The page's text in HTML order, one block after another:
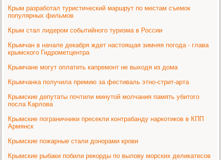
Крым разработал туристический маршрут по местам съемок
популярных фильмов
Крым стал лидером событийного туризма в России
Крымчан в начале декабря ждет настоящая зимняя погода - глава
крымского Гидрометцентра
Крымчане могут оплатить капремонт не выходя из дома
Крымчанка получила премию за фестиваль этно-стрит-арта
Крымские депутаты почтили минутой молчания память убитого
посла Карлова
Крымские пограничники пресекли контрабанду наркотиков в КПП
Армянск
Крымские пожарные стали донорами крови
Крымские рыбаки побили рекорды по вылову морских деликатесов